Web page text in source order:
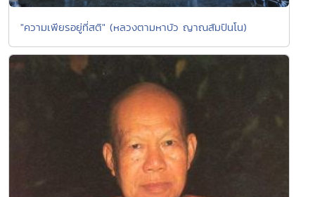
"ความเพียรอยู่ที่สติ" (หลวงตามหาบัว ญาณสัมปันโน)